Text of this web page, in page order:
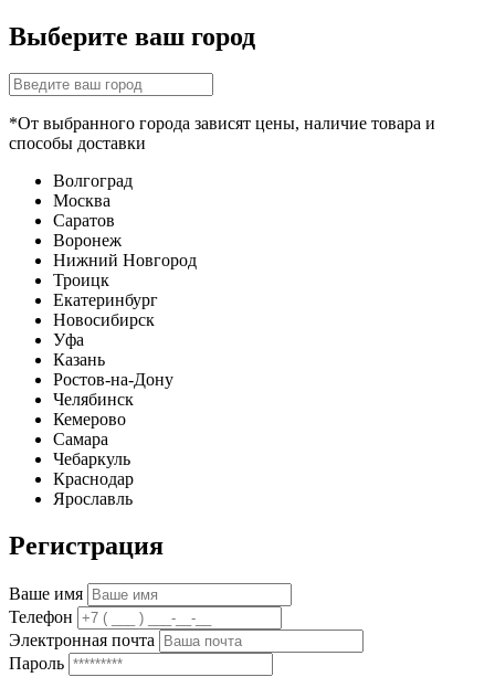
Выберите ваш город
*От выбранного города зависят цены, наличие товара и
способы доставки
Волгоград
Москва
Саратов
Воронеж
Нижний Новгород
Троицк
Екатеринбург
Новосибирск
Уфа
Казань
Ростов-на-Дону
Челябинск
Кемерово
Самара
Чебаркуль
Краснодар
Ярославль
Регистрация
Ваше имя
Телефон
Электронная почта
Пароль